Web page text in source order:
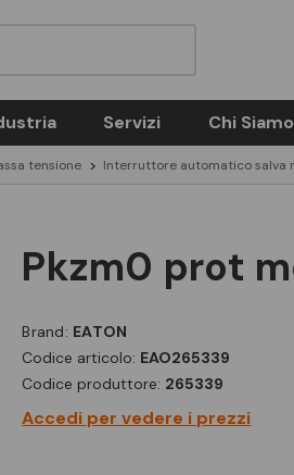
Servizi Chi Siamo
tensione Interruttore automatico salva
pkzm0 prot
Brand: EATON
Codice articolo: EAO265339
Codice produttore: 265339
Accedi per vedere i prezzi